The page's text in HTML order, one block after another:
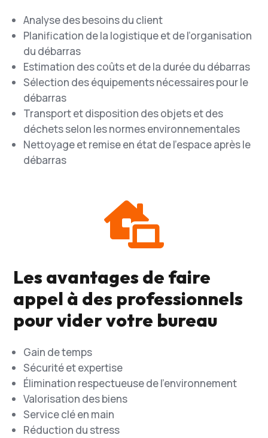
Analyse des besoins du client
Planification de la logistique et de l’organisation
du débarras
Estimation des coûts et de la durée du débarras
Sélection des équipements nécessaires pour le
débarras
Transport et disposition des objets et des
déchets selon les normes environnementales
Nettoyage et remise en état de l’espace après le
débarras

Les avantages de faire
appel à des professionnels
pour vider votre bureau
Gain de temps
Sécurité et expertise
Élimination respectueuse de l’environnement
Valorisation des biens
Service clé en main
Réduction du stress